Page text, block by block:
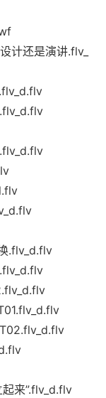
计还是演讲.flv_
.flv_d.flv
来”.flv_d.flv